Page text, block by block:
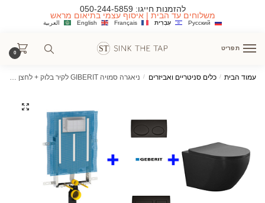
להזמנות חייגו: 050-244-5859
משלוחים עד הבית | איסוף עצמי בתיאום מראש
العربية English Français עִבְרִית Русский
תפריט
0
עמוד הבית / כלים סניטריים ואביזרים / ניאגרה סמויה GIBERIT לקיר בלוק + לחצן שחור+ אסלה תלויה שחורה